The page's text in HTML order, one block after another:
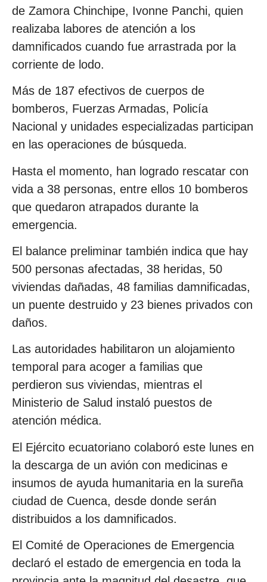
de Zamora Chinchipe, Ivonne Panchi, quien
realizaba labores de atención a los
damnificados cuando fue arrastrada por la
corriente de lodo.
Más de 187 efectivos de cuerpos de
bomberos, Fuerzas Armadas, Policía
Nacional y unidades especializadas participan
en las operaciones de búsqueda.
Hasta el momento, han logrado rescatar con
vida a 38 personas, entre ellos 10 bomberos
que quedaron atrapados durante la
emergencia.
El balance preliminar también indica que hay
500 personas afectadas, 38 heridas, 50
viviendas dañadas, 48 familias damnificadas,
un puente destruido y 23 bienes privados con
daños.
Las autoridades habilitaron un alojamiento
temporal para acoger a familias que
perdieron sus viviendas, mientras el
Ministerio de Salud instaló puestos de
atención médica.
El Ejército ecuatoriano colaboró este lunes en
la descarga de un avión con medicinas e
insumos de ayuda humanitaria en la sureña
ciudad de Cuenca, desde donde serán
distribuidos a los damnificados.
El Comité de Operaciones de Emergencia
declaró el estado de emergencia en toda la